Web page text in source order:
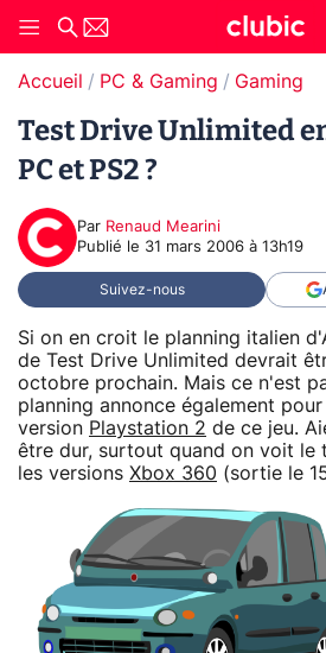
Accueil PC & Gaming Gaming
Test Drive Unlimited
PC et PS2 ?
Par Renaud Mearini
Publié le 31 mars 2006 à 13h19
Suivez-nous
Si on en croit le planning italien
de Test Drive Unlimited devrait
octobre prochain. Mais ce n'est
planning annonce également
version Playstation 2 de ce jeu.
être dur, surtout quand on voit le
les versions Xbox 360 (sortie le